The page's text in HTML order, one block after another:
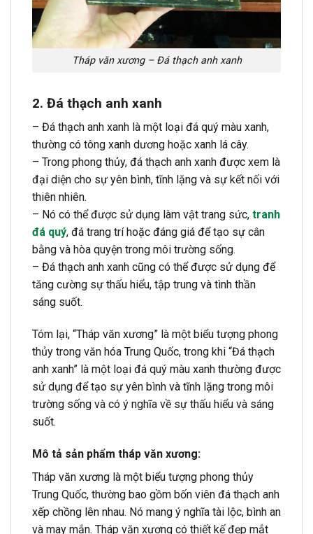
Tháp văn xương – Đá thạch anh xanh
2. Đá thạch anh xanh
– Đá thạch anh xanh là một loại đá quý màu xanh,
thường có tông xanh dương hoặc xanh lá cây.
– Trong phong thủy, đá thạch anh xanh được xem là
đại diện cho sự yên bình, tĩnh lặng và sự kết nối với
thiên nhiên.
– Nó có thể được sử dụng làm vật trang sức, tranh
đá quý, đá trang trí hoặc đáng giá để tạo sự cân
bằng và hòa quyện trong môi trường sống.
– Đá thạch anh xanh cũng có thể được sử dụng để
tăng cường sự thấu hiểu, tập trung và tình thần
sáng suốt.
Tóm lại, “Tháp văn xương” là một biểu tượng phong
thủy trong văn hóa Trung Quốc, trong khi “Đá thạch
anh xanh” là một loại đá quý màu xanh thường được
sử dụng để tạo sự yên bình và tĩnh lặng trong môi
trường sống và có ý nghĩa về sự thấu hiểu và sáng
suốt.
Mô tả sản phẩm tháp văn xương:
Tháp văn xương là một biểu tượng phong thủy
Trung Quốc, thường bao gồm bốn viên đá thạch anh
xếp chồng lên nhau. Nó mang ý nghĩa tài lộc, bình an
và may mắn. Tháp văn xương có thiết kế đẹp mắt